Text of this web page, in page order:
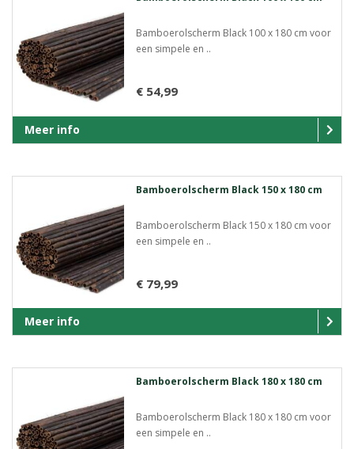
Bamboerolscherm Black 100 x 180 cm voor
een simpele en ..
€ 54,99
Meer info
Bamboerolscherm Black 150 x 180 cm
Bamboerolscherm Black 150 x 180 cm voor
een simpele en ..
€ 79,99
Meer info
Bamboerolscherm Black 180 x 180 cm
Bamboerolscherm Black 180 x 180 cm voor
een simpele en ..